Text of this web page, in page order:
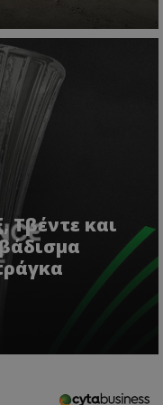
Τβέντε και
YouTube
.youtube.com